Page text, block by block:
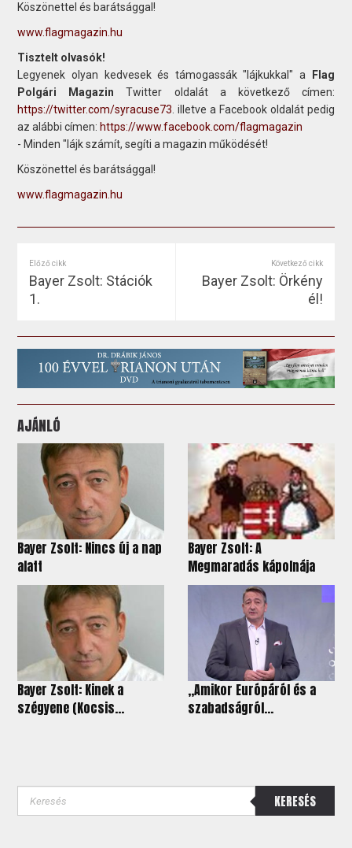
Köszönettel és barátsággal!
www.flagmagazin.hu
Tisztelt olvasók!
Legyenek olyan kedvesek és támogassák "lájkukkal" a
Flag
Polgári Magazin Twitter oldalát a következő címen:
https://twitter.com/syracuse73. illetve a Facebook oldalát pedig
az alábbi címen: https://www.facebook.com/flagmagazin
- Minden "lájk számít, segíti a magazin működését!
Köszönettel és barátsággal!
www.flagmagazin.hu
Előző cikk
Bayer Zsolt: Stációk
1.
Következő cikk
Bayer Zsolt: Örkény
él!
AJÁNLÓ
Bayer Zsolt: Nincs új a nap
alatt
Bayer Zsolt: A
Megmaradás kápolnája
Bayer Zsolt: Kinek a
szégyene (Kocsis...
„Amikor Európáról és a
szabadságról...
KERESÉS